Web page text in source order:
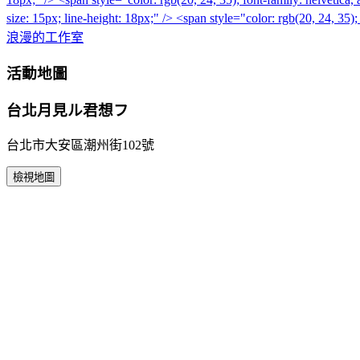
浪漫的工作室
活動地圖
台北月見ル君想フ
台北市大安區潮州街102號
檢視地圖